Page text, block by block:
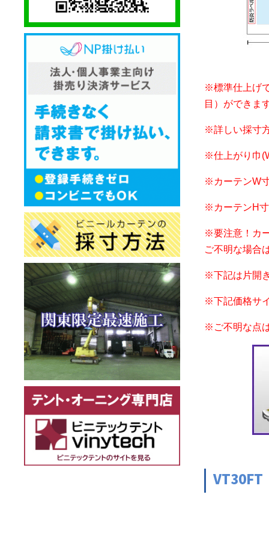
※標準仕上げ
目）ができま
※詳しい採寸
※仕上がり巾
※カーテンW
※カーテンH
※要注意！カ
ご不明な場合
※下記は片開
※下記価格サ
※ご不明な点
VT30FT